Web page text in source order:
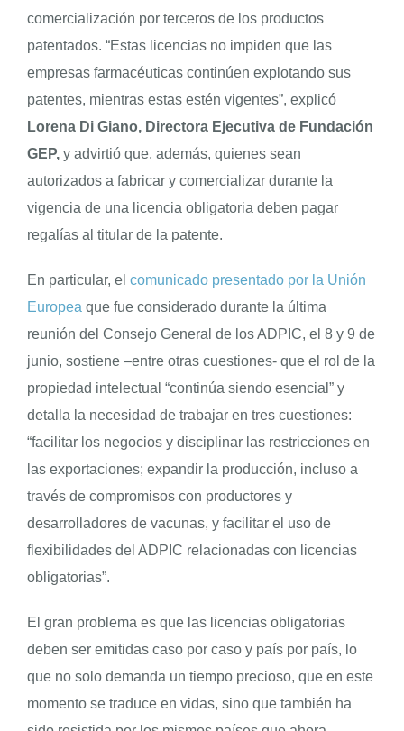
comercialización por terceros de los productos
patentados. “Estas licencias no impiden que las
empresas farmacéuticas continúen explotando sus
patentes, mientras estas estén vigentes”, explicó
Lorena Di Giano, Directora Ejecutiva de Fundación
GEP, y advirtió que, además, quienes sean
autorizados a fabricar y comercializar durante la
vigencia de una licencia obligatoria deben pagar
regalías al titular de la patente.
En particular, el comunicado presentado por la Unión
Europea que fue considerado durante la última
reunión del Consejo General de los ADPIC, el 8 y 9 de
junio, sostiene –entre otras cuestiones- que el rol de la
propiedad intelectual “continúa siendo esencial” y
detalla la necesidad de trabajar en tres cuestiones:
“facilitar los negocios y disciplinar las restricciones en
las exportaciones; expandir la producción, incluso a
través de compromisos con productores y
desarrolladores de vacunas, y facilitar el uso de
flexibilidades del ADPIC relacionadas con licencias
obligatorias”.
El gran problema es que las licencias obligatorias
deben ser emitidas caso por caso y país por país, lo
que no solo demanda un tiempo precioso, que en este
momento se traduce en vidas, sino que también ha